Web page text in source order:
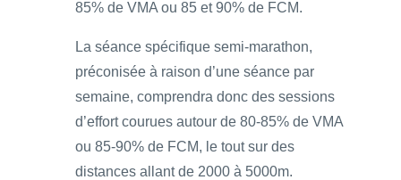
85% de VMA ou 85 et 90% de FCM.
La séance spécifique semi-marathon,
préconisée à raison d’une séance par
semaine, comprendra donc des sessions
d’effort courues autour de 80-85% de VMA
ou 85-90% de FCM, le tout sur des
distances allant de 2000 à 5000m.